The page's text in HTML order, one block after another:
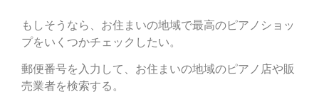
もしそうなら、お住まいの地域で最高のピアノショッ
プをいくつかチェックしたい。
郵便番号を入力して、お住まいの地域のピアノ店や販
売業者を検索する。